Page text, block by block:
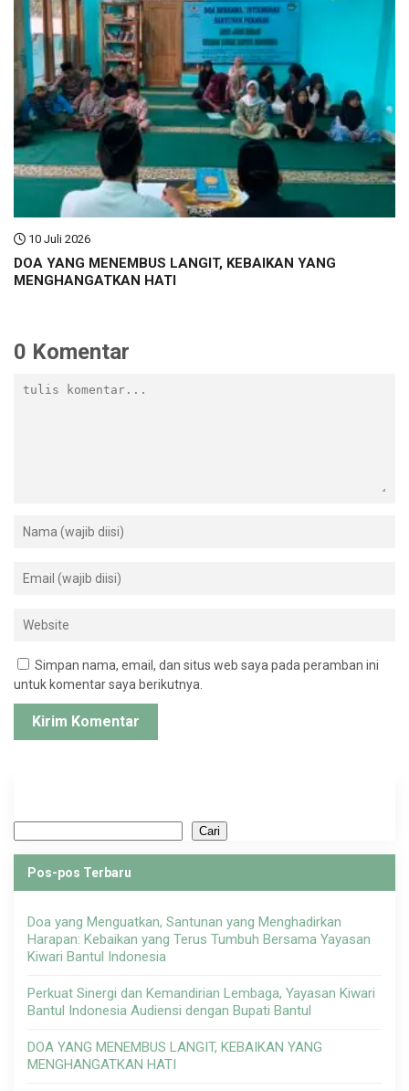
10 Juli 2026
DOA YANG MENEMBUS LANGIT, KEBAIKAN YANG
MENGHANGATKAN HATI
0 Komentar
Simpan nama, email, dan situs web saya pada peramban ini
untuk komentar saya berikutnya.
Cari
Pos-pos Terbaru
Doa yang Menguatkan, Santunan yang Menghadirkan
Harapan: Kebaikan yang Terus Tumbuh Bersama Yayasan
Kiwari Bantul Indonesia
Perkuat Sinergi dan Kemandirian Lembaga, Yayasan Kiwari
Bantul Indonesia Audiensi dengan Bupati Bantul
DOA YANG MENEMBUS LANGIT, KEBAIKAN YANG
MENGHANGATKAN HATI